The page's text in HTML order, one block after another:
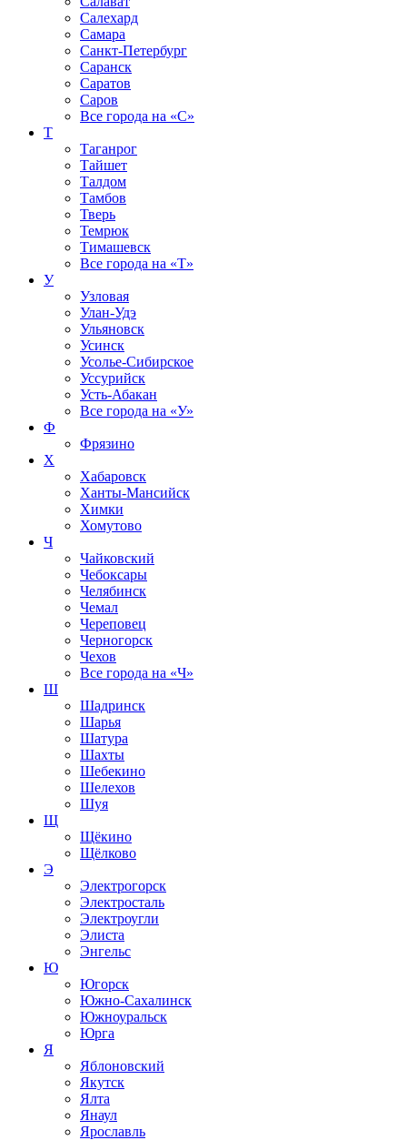
Салехард
Самара
Санкт-Петербург
Саранск
Саратов
Саров
Все города на «С»
Т
Таганрог
Тайшет
Талдом
Тамбов
Тверь
Темрюк
Тимашевск
Все города на «Т»
У
Узловая
Улан-Удэ
Ульяновск
Усинск
Усолье-Сибирское
Уссурийск
Усть-Абакан
Все города на «У»
Ф
Фрязино
Х
Хабаровск
Ханты-Мансийск
Химки
Хомутово
Ч
Чайковский
Чебоксары
Челябинск
Чемал
Череповец
Черногорск
Чехов
Все города на «Ч»
Ш
Шадринск
Шарья
Шатура
Шахты
Шебекино
Шелехов
Шуя
Щ
Щёкино
Щёлково
Э
Электрогорск
Электросталь
Электроугли
Элиста
Энгельс
Ю
Югорск
Южно-Сахалинск
Южноуральск
Юрга
Я
Яблоновский
Якутск
Ялта
Янаул
Ярославль